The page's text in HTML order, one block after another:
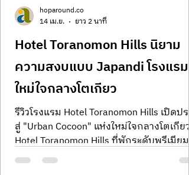
Hotel Toranomon Hills นิยาม
ความสงบแบบ Japandi โรงแรม
ใหม่ใจกลางโตเกียว
รีวิวโรงแรม Hotel Toranomon Hills เปิดปร
สู่ "Urban Cocoon" แห่งใหม่ใจกลางโตเกียวที่
Hotel Toranomon Hills ที่พักระดับพรีเมียม
ผสานดีไซน์สแกนดิเนเวียนโดย Space
hoparound.co
14 เม.ย.
ยาว 2 นาที